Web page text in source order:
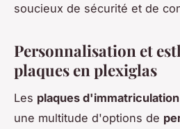
soucieux de sécurité et de
Personnalisation et
plaques en plexiglas
Les plaques
une multitude d'options de